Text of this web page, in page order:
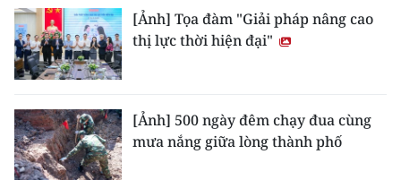
[Ảnh] Tọa đàm "Giải pháp nâng cao
thị lực thời hiện đại"
[Ảnh] 500 ngày đêm chạy đua cùng
mưa nắng giữa lòng thành phố